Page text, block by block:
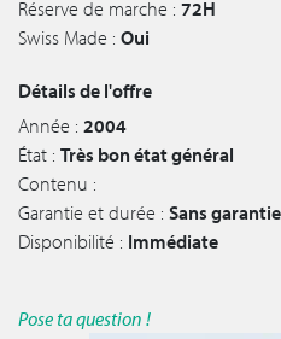
Réserve de marche : 72H
Swiss Made : Oui
Détails de l'offre
Année : 2004
État : Très bon état général
Contenu :
Garantie et durée : Sans
Disponibilité : Immédiate
Pose ta question !